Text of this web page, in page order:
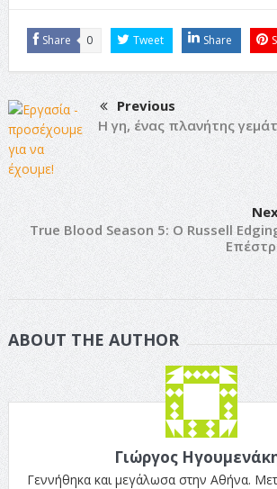
Share 0 Tweet Share
Previous
Η γη, ένας πλανήτης
True Blood Season 5: Ο Russell
ABOUT THE AUTHOR
Γιώργος
Γεννήθηκα και μεγάλωσα στην Αθήνα.